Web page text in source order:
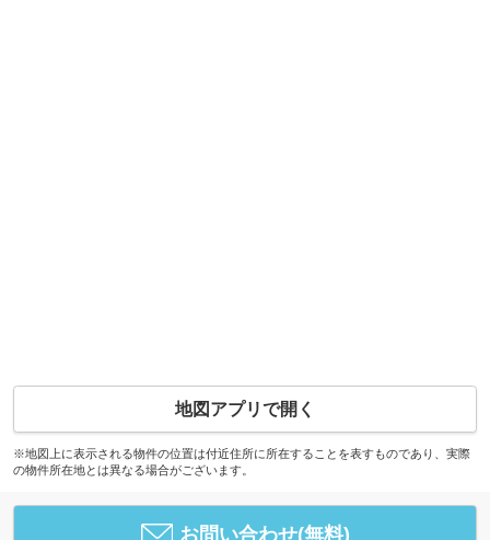
地図アプリで開く
※地図上に表示される物件の位置は付近住所に所在することを表すものであり、実際
の物件所在地とは異なる場合がございます。
お問い合わせ(無料)